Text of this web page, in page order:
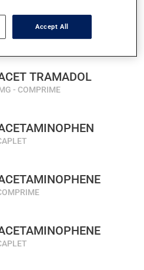
EC
ENT.
TRAMADOL
- COMPRIME
Accept All